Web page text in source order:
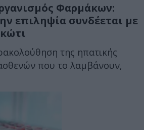
Φαρμάκων:
επιληψία συνδέεται με
της ηπατικής
που το λαμβάνουν,